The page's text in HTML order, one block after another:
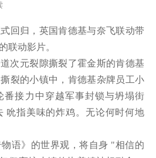
回归，英国肯德基与奈飞联动带
联动影片。
次元裂隙撕裂了霍金斯的肯德基
裂的小镇中，肯德基杂牌员工小
番接力中穿越军事封锁与坍塌街
吮指美味的炸鸡。无论何时何地
语》的世界观，将自身 "相信的